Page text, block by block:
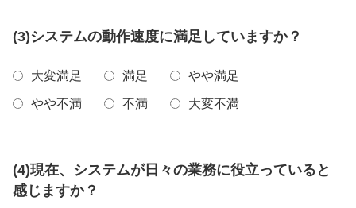
(3)システムの動作速度に満足していますか？
大変満足 満足 やや満足
やや不満 不満 大変不満
(4)現在、システムが日々の業務に役立っていると
感じますか？